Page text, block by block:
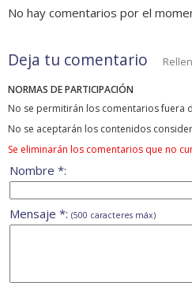
No hay comentarios por el
Deja tu comentario
NORMAS DE PARTICIPACIÓN
No se permitirán los comentarios fuera
No se aceptarán los contenidos
Se eliminarán los comentarios que no
Nombre *:
Mensaje *: (500 caracteres máx)